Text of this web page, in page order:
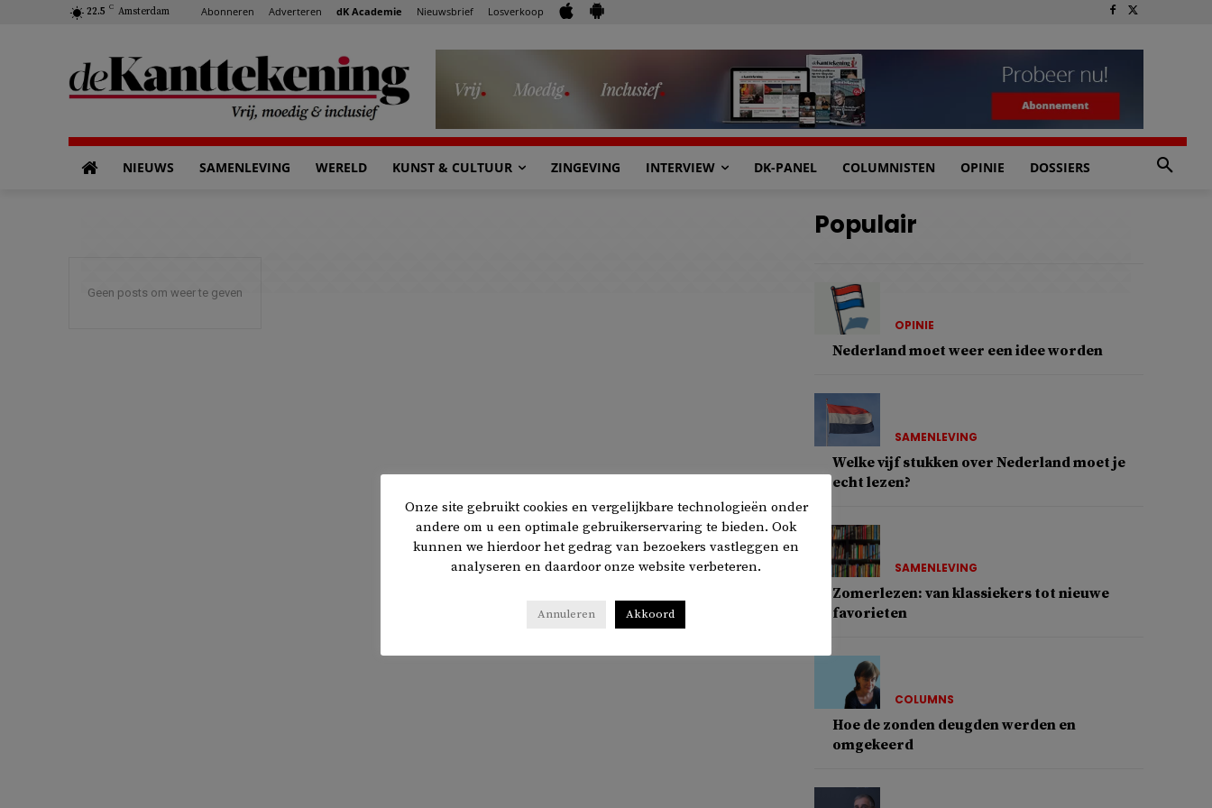
22.5 C Amsterdam Abonneren Adverteren dK Academie Nieuwsbrief Losverkoop
NIEUWS SAMENLEVING WERELD KUNST & CULTUUR ZINGEVING INTERVIEW DK-PANEL COLUMNISTEN OPINIE DOSSIERS
Geen posts om weer te geven
Populair
OPINIE
Nederland moet weer een idee worden
SAMENLEVING
Welke vijf stukken over Nederland moet je
echt lezen?
SAMENLEVING
Zomerlezen: van klassiekers tot nieuwe
favorieten
COLUMNS
Hoe de zonden deugden werden en
omgekeerd
Onze site gebruikt cookies en vergelijkbare technologieën onder
andere om u een optimale gebruikerservaring te bieden. Ook
kunnen we hierdoor het gedrag van bezoekers vastleggen en
analyseren en daardoor onze website verbeteren.
Annuleren Akkoord